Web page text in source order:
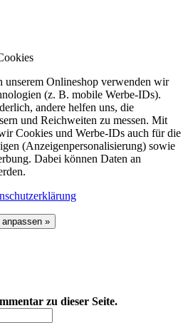
unserem Onlineshop verwenden wir
(z. B. mobile Werbe-IDs).
andere helfen uns, die
und Reichweiten zu messen. Mit
Cookies und Werbe-IDs auch für die
(Anzeigenpersonalisierung) sowie
Dabei können Daten an
»
zu dieser Seite.